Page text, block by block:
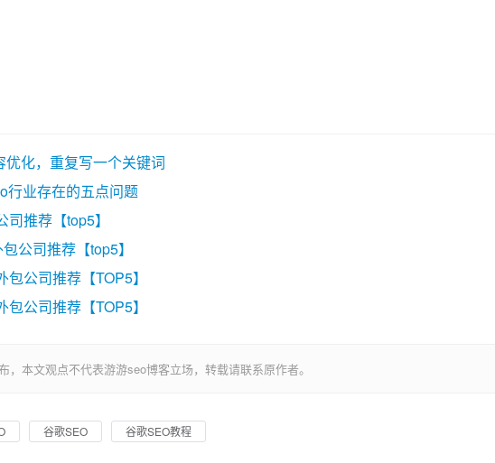
化，重复写一个关键词
行业存在的五点问题
推荐【top5】
公司推荐【top5】
公司推荐【TOP5】
公司推荐【TOP5】
，本文观点不代表游游seo博客立场，转载请联系原作者。
谷歌SEO 谷歌SEO教程